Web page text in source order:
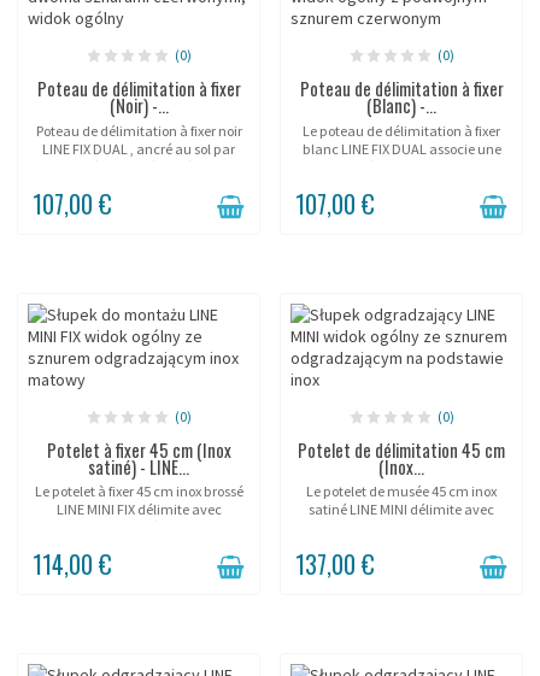
(0)
Poteau de délimitation à fixer
(Noir) -...
Poteau de délimitation à fixer noir
LINE FIX DUAL , ancré au sol par
platine à 3 vis et équipé d'une
permanentes très fréquentées.
107,00 €
(0)
Poteau de délimitation à fixer
(Blanc) -...
Le poteau de délimitation à fixer
blanc LINE FIX DUAL associe une
platine vissée au sol et une double
séparation permanente, forte
107,00 €
(0)
Potelet à fixer 45 cm (Inox
satiné) - LINE...
Le potelet à fixer 45 cm inox brossé
LINE MINI FIX délimite avec
robustesse et discrétion les zones
galeries et showrooms. Sa corde...
114,00 €
(0)
Potelet de délimitation 45 cm
(Inox...
Le potelet de musée 45 cm inox
satiné LINE MINI délimite avec
lestée mobile. La corde semi-
élastique de 6 mm...
137,00 €